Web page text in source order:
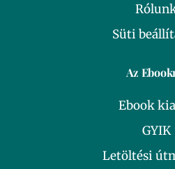
Süti
Az
Ebook
GYIK
Letöltési